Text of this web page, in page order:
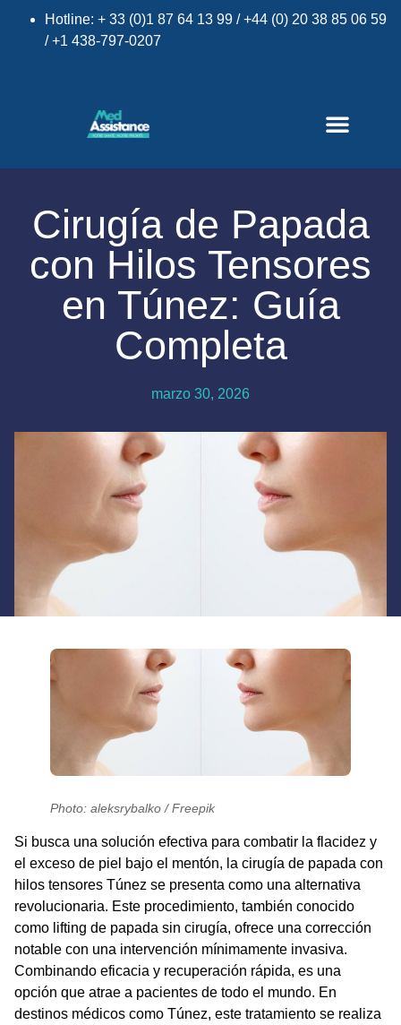
Hotline: + 33 (0)1 87 64 13 99 / +44 (0) 20 38 85 06 59
/ +1 438-797-0207
Cirugía de Papada
con Hilos Tensores
en Túnez: Guía
Completa
marzo 30, 2026
Photo: aleksrybalko / Freepik
Si busca una solución efectiva para combatir la flacidez y
el exceso de piel bajo el mentón, la cirugía de papada con
hilos tensores Túnez se presenta como una alternativa
revolucionaria. Este procedimiento, también conocido
como lifting de papada sin cirugía, ofrece una corrección
notable con una intervención mínimamente invasiva.
Combinando eficacia y recuperación rápida, es una
opción que atrae a pacientes de todo el mundo. En
destinos médicos como Túnez, este tratamiento se realiza
×